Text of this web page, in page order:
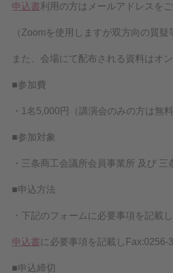
申込書利用の方はメールアドレスをご
（Zoomを使用しますが双方向の質疑
また、会場にて配布される資料はオ
■参加費
・1名5,000円（講演会のみの方は無料
■参加対象
・三条商工会議所会員事業所 及び
■申込方法
・下記のフォームに必要事項を記載
申込書に必要事項を記載しFax:0256-
■申込締切